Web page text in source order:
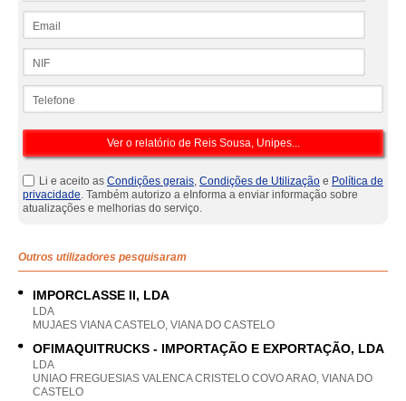
Li e aceito as Condições gerais, Condições de Utilização e Política de
privacidade. Também autorizo a eInforma a enviar informação sobre
atualizações e melhorias do serviço.
Outros utilizadores pesquisaram
IMPORCLASSE II, LDA
LDA
MUJAES VIANA CASTELO, VIANA DO CASTELO
OFIMAQUITRUCKS - IMPORTAÇÃO E EXPORTAÇÃO, LDA
LDA
UNIAO FREGUESIAS VALENCA CRISTELO COVO ARAO, VIANA DO
CASTELO